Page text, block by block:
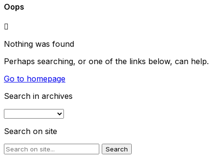
Oops
Nothing was found
Perhaps searching, or one of the links below, can help.
Go to homepage
Search in archives
Search on site